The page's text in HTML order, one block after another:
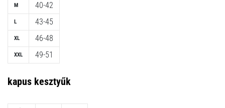
M
L
XL
XXL
40-42
43-45
46-48
49-51
kapus kesztyűk